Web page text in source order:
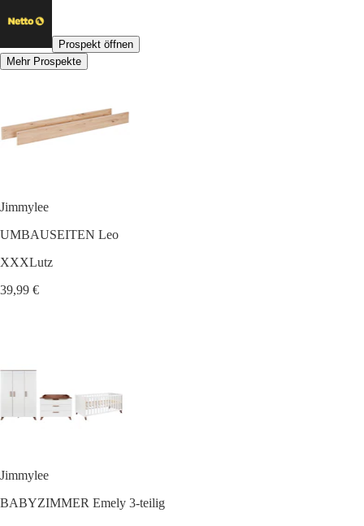
Prospekt öffnen
Mehr Prospekte
Jimmylee
UMBAUSEITEN Leo
XXXLutz
39,99 €
Jimmylee
BABYZIMMER Emely 3-teilig